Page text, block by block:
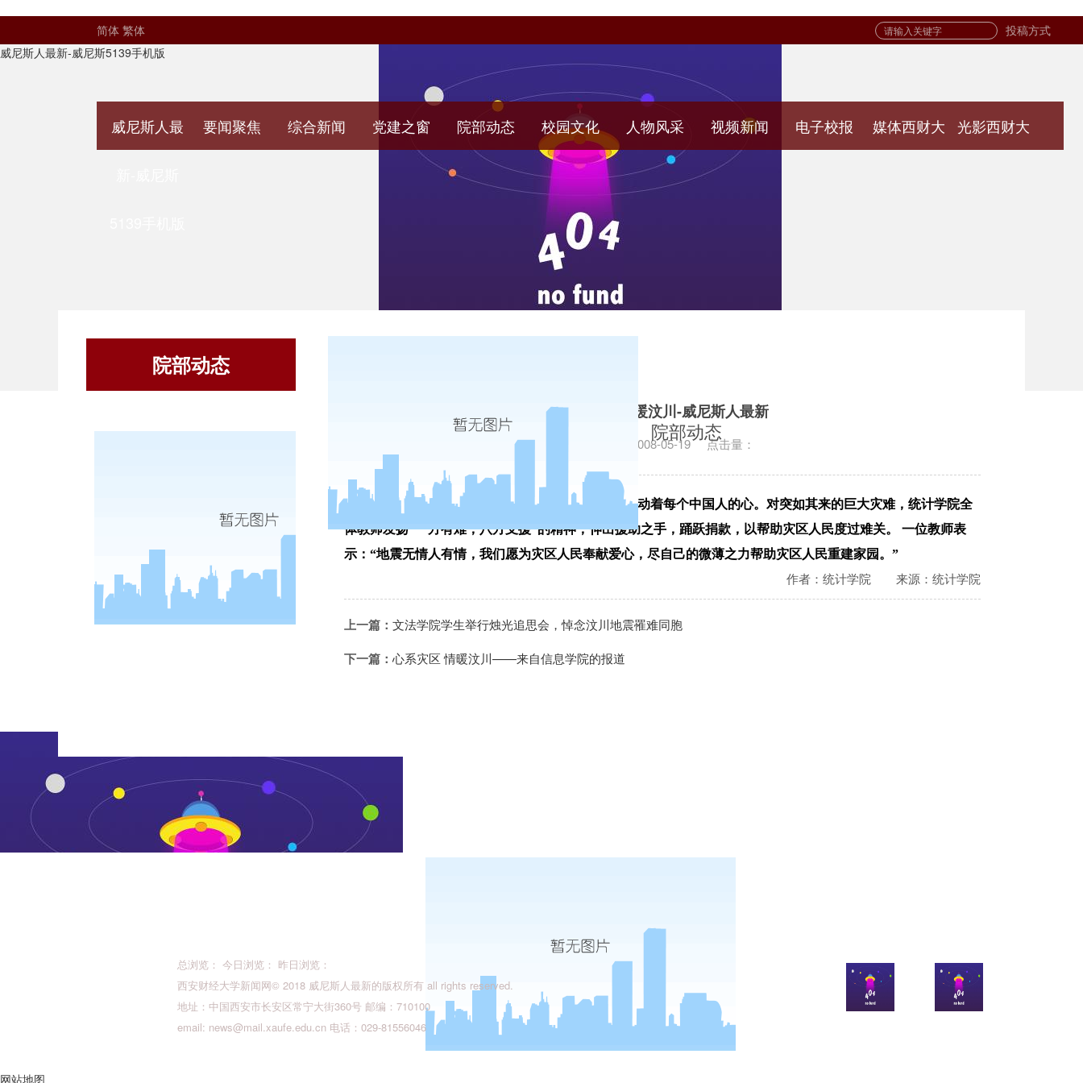
简体 繁体
投稿方式
威尼斯人最新-威尼斯5139手机版
威尼斯人最 要闻聚焦 综合新闻 党建之窗 院部动态 校园文化 人物风采 视频新闻 电子校报 媒体西财大 光影西财大
院部动态
院部动态
心系灾区 情暖汶川-威尼斯人最新
发布日期：2008-05-19 点击量：
5月12日四川省汶川县发生8.0级大地震，灾情牵动着每个中国人的心。对突如其来的巨大灾难，统计学院全
体教师发扬“一方有难，八方支援”的精神，伸出援助之手，踊跃捐款，以帮助灾区人民度过难关。 一位教师表
示：“地震无情人有情，我们愿为灾区人民奉献爱心，尽自己的微薄之力帮助灾区人民重建家园。”
作者：统计学院 来源：统计学院
上一篇： 文法学院学生举行烛光追思会，悼念汶川地震罹难同胞
下一篇： 心系灾区 情暖汶川——来自信息学院的报道
总浏览： 今日浏览： 昨日浏览：
西安财经大学新闻网© 2018 威尼斯人最新的版权所有 all rights reserved.
地址：中国西安市长安区常宁大街360号 邮编：710100
email: news@mail.xaufe.edu.cn 电话：029-81556046
网站地图